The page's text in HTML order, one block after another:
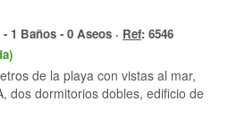
1 Baños - 0 Aseos · Ref: 6546
dos dormitorios dobles, edificio de